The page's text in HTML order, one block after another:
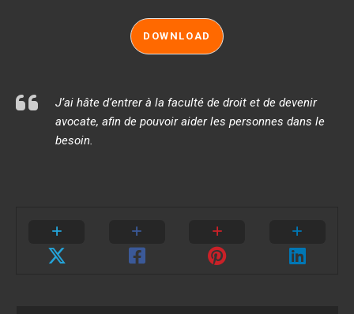
DOWNLOAD
J’ai hâte d’entrer à la faculté de droit et de devenir
avocate, afin de pouvoir aider les personnes dans le
besoin.